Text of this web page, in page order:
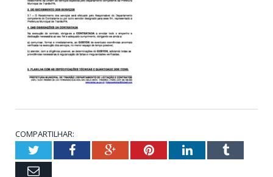
COMPARTILHAR:
TwitterFacebookGoogle+PinterestLinkedInTumblr
Email